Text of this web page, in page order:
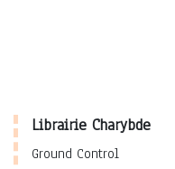
Librairie Charybde
Ground Control